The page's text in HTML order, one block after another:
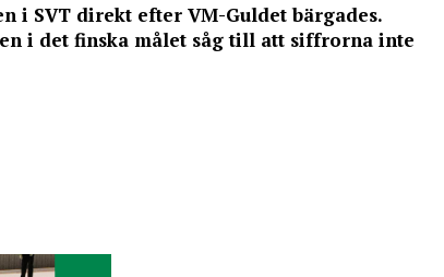
i SVT direkt efter VM-Guldet bärgades.
i det finska målet såg till att siffrorna inte